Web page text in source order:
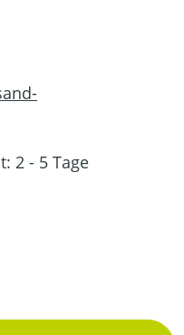
2 - 5 Tage